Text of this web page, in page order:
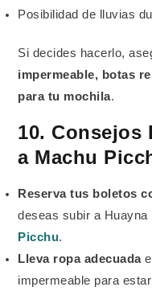
Posibilidad de lluvias
Si decides hacerlo,
impermeable, botas
para tu mochila.
10. Consejos
a Machu
Reserva tus boletos
deseas subir a
Picchu.
Lleva ropa adecuada
impermeable para